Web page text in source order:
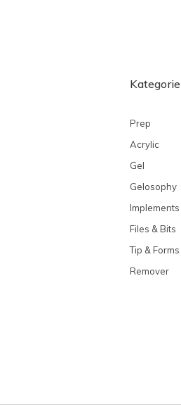
Prep
Acrylic
Gel
Gelosophy
Implements
Files & Bits
Tip & Forms
Remover